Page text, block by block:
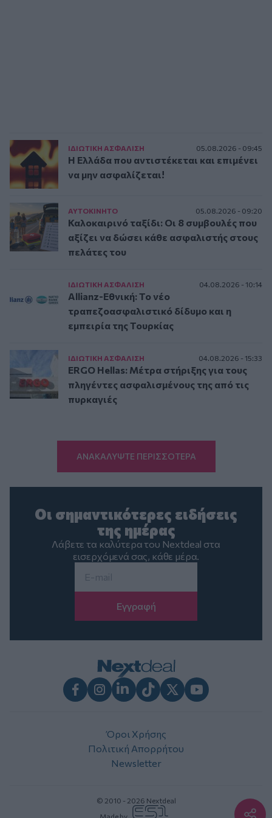
ΙΔΙΩΤΙΚΗ ΑΣΦAΛΙΣΗ 05.08.2026 - 09:45
Η Ελλάδα που αντιστέκεται και επιμένει
να μην ασφαλίζεται!
ΑΥΤΟΚΙΝΗΤΟ 05.08.2026 - 09:20
Καλοκαιρινό ταξίδι: Οι 8 συμβουλές που
αξίζει να δώσει κάθε ασφαλιστής στους
πελάτες του
ΙΔΙΩΤΙΚΗ ΑΣΦAΛΙΣΗ 04.08.2026 - 10:14
Allianz-Εθνική: Το νέο
τραπεζοασφαλιστικό δίδυμο και η
εμπειρία της Τουρκίας
ΙΔΙΩΤΙΚΗ ΑΣΦAΛΙΣΗ 04.08.2026 - 15:33
ERGO Hellas: Μέτρα στήριξης για τους
πληγέντες ασφαλισμένους της από τις
πυρκαγιές
ΑΝΑΚΑΛΥΨΤΕ ΠΕΡΙΣΣΟΤΕΡΑ
Οι σημαντικότερες ειδήσεις
της ημέρας
Λάβετε τα καλύτερα του Nextdeal στα
εισερχόμενά σας, κάθε μέρα.
Όροι Χρήσης
Πολιτική Απορρήτου
Newsletter
© 2010 - 2026 Nextdeal
Made by